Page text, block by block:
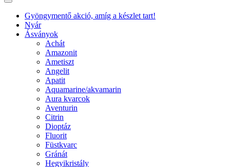
Gyöngymentő akció, amíg a készlet tart!
Nyár
Ásványok
Achát
Amazonit
Ametiszt
Angelit
Apatit
Aquamarine/akvamarin
Aura kvarcok
Aventurin
Citrin
Dioptáz
Fluorit
Füstkvarc
Gránát
Hegyikristály